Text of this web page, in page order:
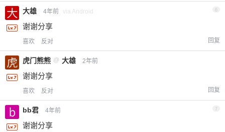
大雄 4年前 via Android 6
谢谢分享
喜欢 反对 回复
虎门熊熊 @ 大雄 2年前
谢谢分享
喜欢 反对 回复
bb君 4年前 7
谢谢分享